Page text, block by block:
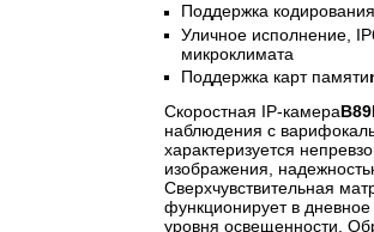
Поддержка
Уличное исполнение,
микроклимата
Поддержка карт памяти
Скоростная IP-камера
наблюдения с
характеризуется
изображения,
Сверхчувствительная
функционирует в
уровня освещенности.